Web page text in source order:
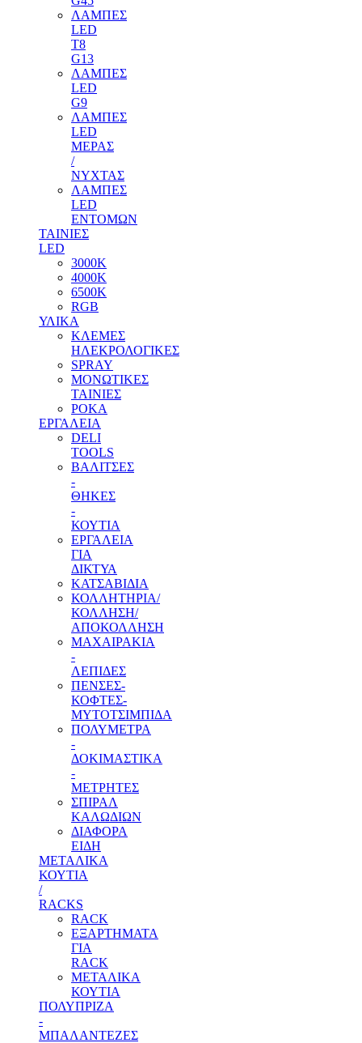
ΛΑΜΠΕΣ
LED
T8
G13
ΛΑΜΠΕΣ
LED
G9
ΛΑΜΠΕΣ
LED
ΜΕΡΑΣ
/
ΝΥΧΤΑΣ
ΛΑΜΠΕΣ
LED
ΕΝΤΟΜΩΝ
ΤΑΙΝΙΕΣ
LED
3000Κ
4000Κ
6500Κ
RGB
ΥΛΙΚΑ
ΚΛΕΜΕΣ
ΗΛΕΚΡΟΛΟΓΙΚΕΣ
SPRAY
ΜΟΝΩΤΙΚΕΣ
ΤΑΙΝΙΕΣ
ΡΟΚΑ
ΕΡΓΑΛΕΙΑ
DELI
TOOLS
ΒΑΛΙΤΣΕΣ
-
ΘΗΚΕΣ
-
ΚΟΥΤΙΑ
ΕΡΓΑΛΕΙΑ
ΓΙΑ
ΔΙΚΤΥΑ
ΚΑΤΣΑΒΙΔΙΑ
ΚΟΛΛΗΤΗΡΙΑ/
ΚΟΛΛΗΣΗ/
ΑΠΟΚΟΛΛΗΣΗ
ΜΑΧΑΙΡΑΚΙΑ
-
ΛΕΠΙΔΕΣ
ΠΕΝΣΕΣ-
ΚΟΦΤΕΣ-
ΜΥΤΟΤΣΙΜΠΙΔΑ
ΠΟΛΥΜΕΤΡΑ
-
ΔΟΚΙΜΑΣΤΙΚΑ
-
ΜΕΤΡΗΤΕΣ
ΣΠΙΡΑΛ
ΚΑΛΩΔΙΩΝ
ΔΙΑΦΟΡΑ
ΕΙΔΗ
ΜΕΤΑΛΙΚΑ
ΚΟΥΤΙΑ
/
RACKS
RACK
ΕΞΑΡΤΗΜΑΤΑ
ΓΙΑ
RACK
ΜΕΤΑΛΙΚΑ
ΚΟΥΤΙΑ
ΠΟΛΥΠΡΙΖΑ
-
ΜΠΑΛΑΝΤΕΖΕΣ